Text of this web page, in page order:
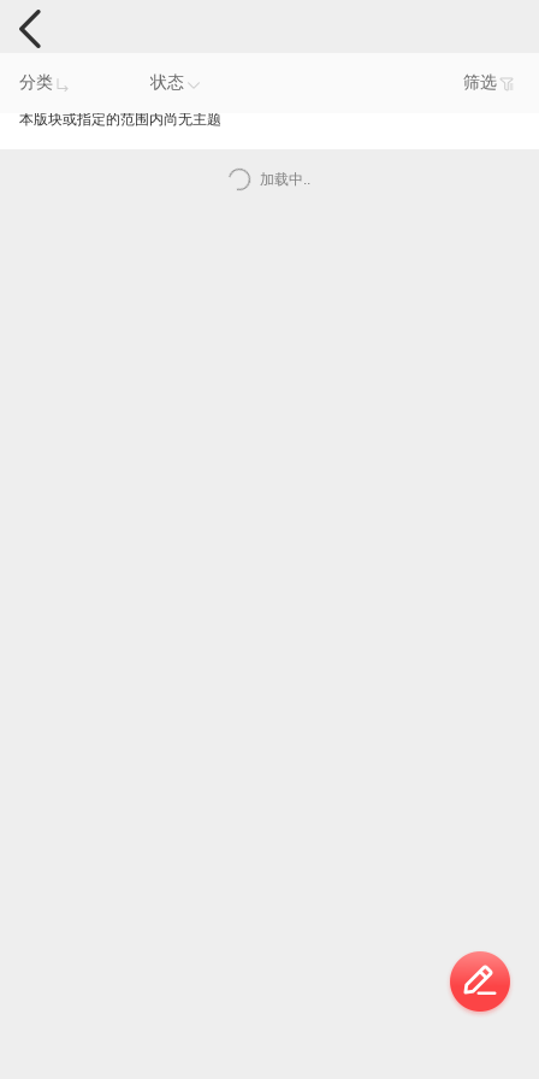
手机反馈
分类 状态 筛选
本版块或指定的范围内尚无主题
加载中..